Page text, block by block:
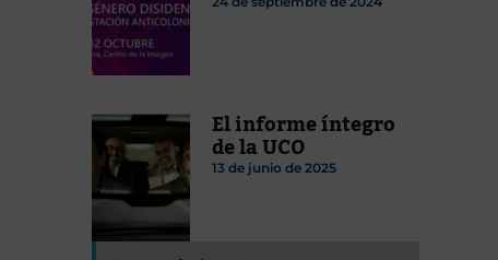
El informe íntegro
de la UCO
13 de junio de 2025